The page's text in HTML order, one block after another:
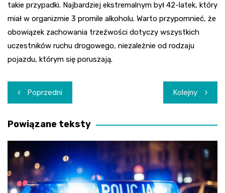
takie przypadki. Najbardziej ekstremalnym był 42-latek, który
miał w organizmie 3 promile alkoholu. Warto przypomnieć, że
obowiązek zachowania trzeźwości dotyczy wszystkich
uczestników ruchu drogowego, niezależnie od rodzaju
pojazdu, którym się poruszają.
Nawigacja
wpisu
Poprzedni Kolejny
Powiązane teksty